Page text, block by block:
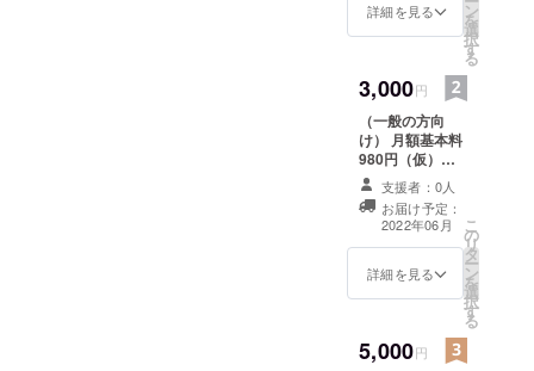
詳細を見る ン
を
選
択
す
る
3,000円
（一般の方向
け） 月額基本料
980円（仮）
を、サービス開
始より半年間に
限り無料でご利
用いただけま
す。
支援者：0人
お届け予定：
2022年06月
詳細を見る
こ
の
リ
タ
ー
ン
を
選
択
す
る
5,000円